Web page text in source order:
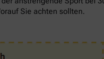
Sie achten sollten.